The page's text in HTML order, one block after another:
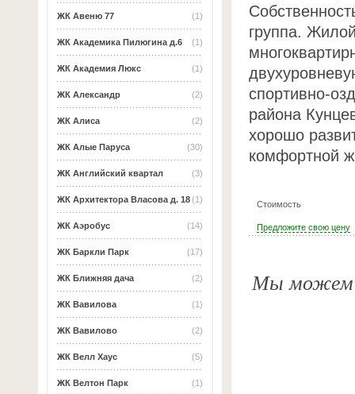
(1)
ЖК Авеню 77
(1)
ЖК Академика Пилюгина д.6
(1)
ЖК Академия Люкс
(2)
ЖК Александр
(2)
ЖК Алиса
(30)
ЖК Алые Паруса
(3)
ЖК Английский квартал
(1)
ЖК Архитектора Власова д. 18
(14)
ЖК Аэробус
(17)
ЖК Баркли Парк
(2)
ЖК Ближняя дача
(1)
ЖК Вавилова
(2)
ЖК Вавилово
(5)
ЖК Велл Хаус
(1)
ЖК Велтон Парк
группа.
спортивно-
района
хорошо
комфортной
Стоимость
Предложите свою цену
Мы можем